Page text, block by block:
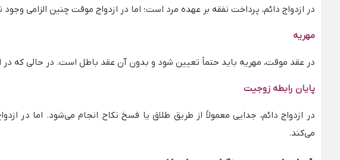
در ازدواج دائم، پرداخت نفقه بر عهده مرد است؛ اما در ازدواج موقت چنین الزامی وجود
مهریه
در عقد موقت، مهریه باید حتماً تعیین شود و بدون آن عقد باطل است. در حالی که
پایان رابطه زوجیت
در ازدواج دائم، جدایی معمولاً از طریق طلاق یا فسخ نکاح انجام می‌شود. اما در
می‌کند.